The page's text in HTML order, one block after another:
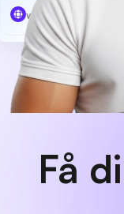
www MyCafe
Få